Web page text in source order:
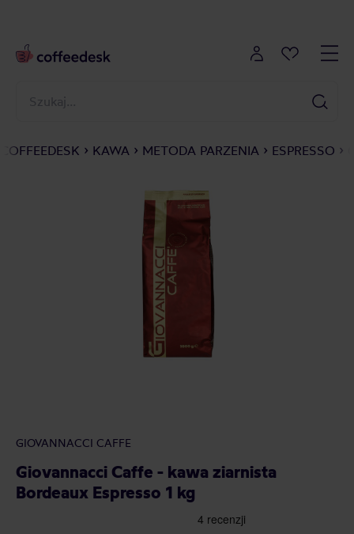
COFFEEDESK KAWA METODA PARZENIA ESPRESSO
GIOVANNACCI CAFFE
Giovannacci Caffe - kawa ziarnista
Bordeaux Espresso 1 kg